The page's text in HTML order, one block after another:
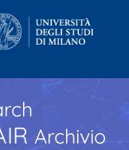
Archivio